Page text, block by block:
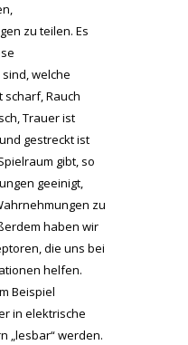
zu teilen. Es
welche
Rauch
Trauer ist
gestreckt ist
gibt, so
geeinigt,
zu
haben wir
die uns bei
helfen.
Beispiel
in elektrische
„lesbar“ werden.